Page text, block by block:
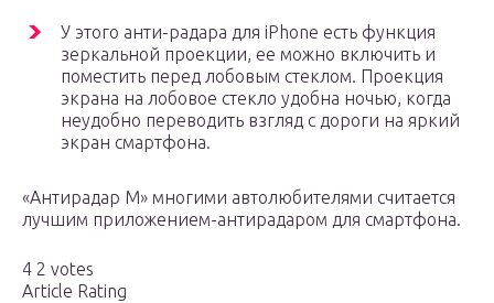
У этого анти-радара для iPhone есть функция
зеркальной проекции, ее можно включить и
поместить перед лобовым стеклом. Проекция
экрана на лобовое стекло удобна ночью, когда
неудобно переводить взгляд с дороги на яркий
экран смартфона.
«Антирадар М» многими автолюбителями считается
лучшим приложением-антирадаром для смартфона.
4 2 votes
Article Rating